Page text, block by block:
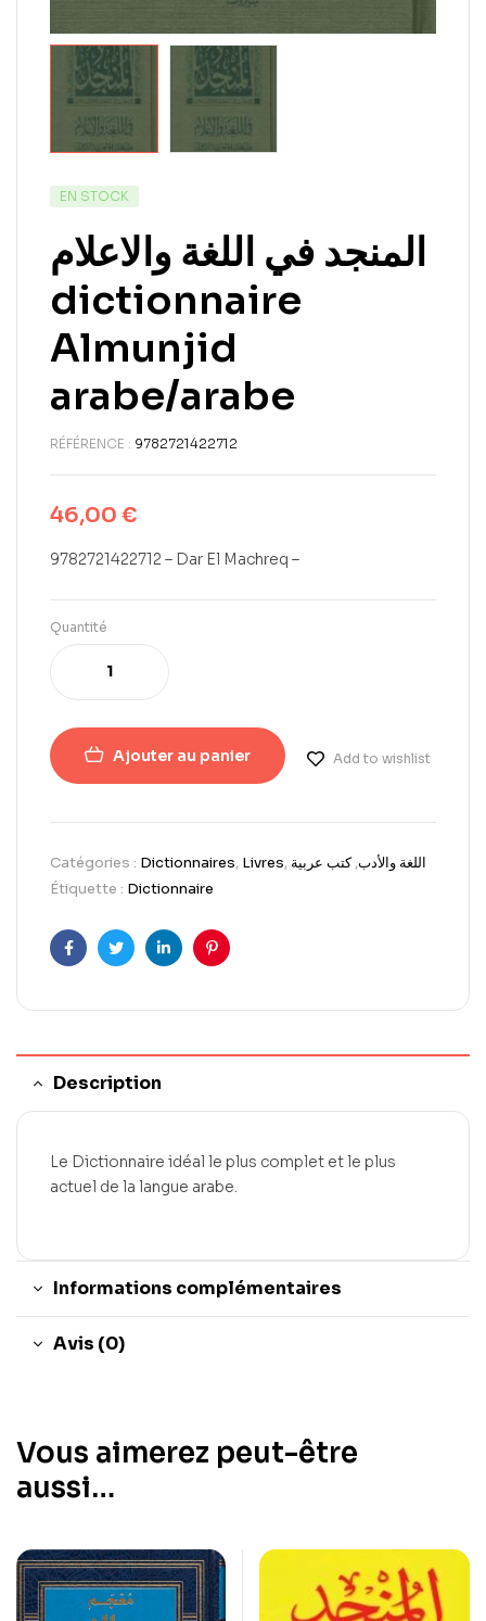
EN STOCK
المنجد في اللغة والاعلام
dictionnaire
Almunjid
arabe/arabe
RÉFÉRENCE : 9782721422712
46,00 €
9782721422712 – Dar El Machreq –
Quantité
Ajouter au panier Add to wishlist
Catégories : Dictionnaires, Livres, اللغة والأدب,كتب عربية
Étiquette : Dictionnaire
FacebookTwitterLinkedInPinterest
Description
Le Dictionnaire idéal le plus complet et le plus
actuel de la langue arabe.
Informations complémentaires
Avis (0)
Vous aimerez peut-être
aussi…